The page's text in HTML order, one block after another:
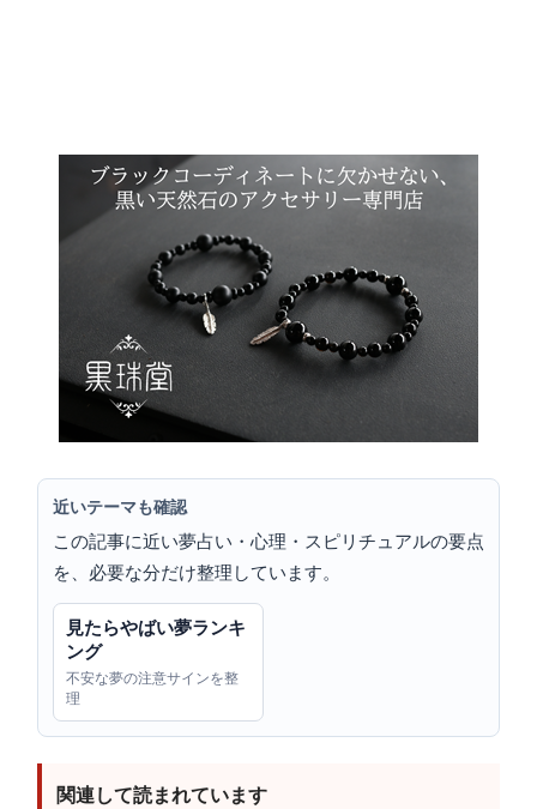
近いテーマも確認
この記事に近い夢占い・心理・スピリチュアルの要点
を、必要な分だけ整理しています。
見たらやばい夢ランキ
ング
不安な夢の注意サインを整
理
関連して読まれています